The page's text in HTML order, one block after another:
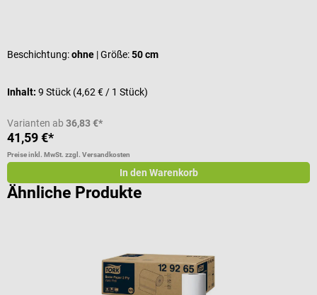
Beschichtung:ohne | Größe:50 cm
Inhalt: 9 Stück (4,62 € / 1 Stück)
Varianten ab 36,83 €*
41,59 €*
Preise inkl. MwSt. zzgl. Versandkosten
In den Warenkorb
Ähnliche Produkte